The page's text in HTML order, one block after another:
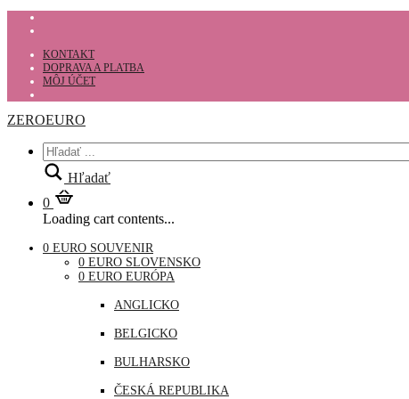
KONTAKT
DOPRAVA A PLATBA
MÔJ ÚČET
ZEROEURO
Hľadať
0
Loading cart contents...
0 EURO SOUVENIR
0 EURO SLOVENSKO
0 EURO EURÓPA
ANGLICKO
BELGICKO
BULHARSKO
ČESKÁ REPUBLIKA